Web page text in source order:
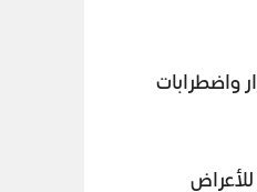
واضطرابات